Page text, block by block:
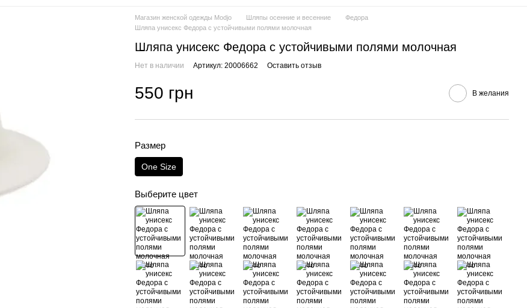
Магазин женской одежды Modjo Шляпы осенние и весенние
Федора
Шляпа унисекс Федора с устойчивыми полями молочная
Шляпа унисекс Федора с устойчивыми полями молочная
Нет в наличии Артикул: 20006662 Оставить отзыв
550 грн В желания
Размер
One Size
Выберите цвет